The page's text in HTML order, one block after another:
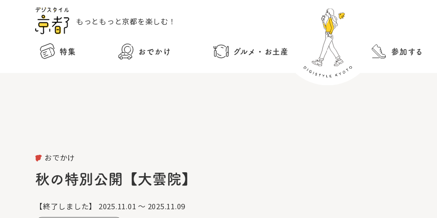
もっともっと京都を楽しむ！
特集 おでかけ グルメ・お土産 参加する
おでかけ
秋の特別公開【大雲院】
【終了しました】 2025.11.01 ～ 2025.11.09